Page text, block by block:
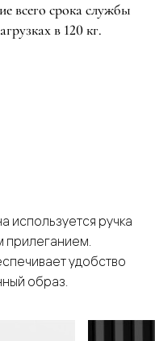
всего срока службы
в 120 кг.
используется ручка
прилеганием.
удобство
образ.